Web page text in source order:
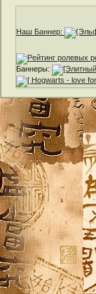
Наш Баннер:
Баннеры: